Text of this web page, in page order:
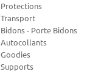
Protections
Transport
Bidons - Porte Bidons
Autocollants
Goodies
Supports